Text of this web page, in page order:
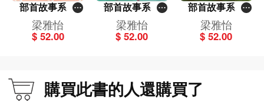
部首故事系列
（第一輯）跑跑
跳跳運動會：足
梁雅怡
$ 52.00
部首故事系列
（第一輯）烤炸
蒸煮烹飪班：火
梁雅怡
$ 52.00
部首故事系列
（第一輯）土撥
鼠當農夫：手部
梁雅怡
$ 52.00
購買此書的人還購買了